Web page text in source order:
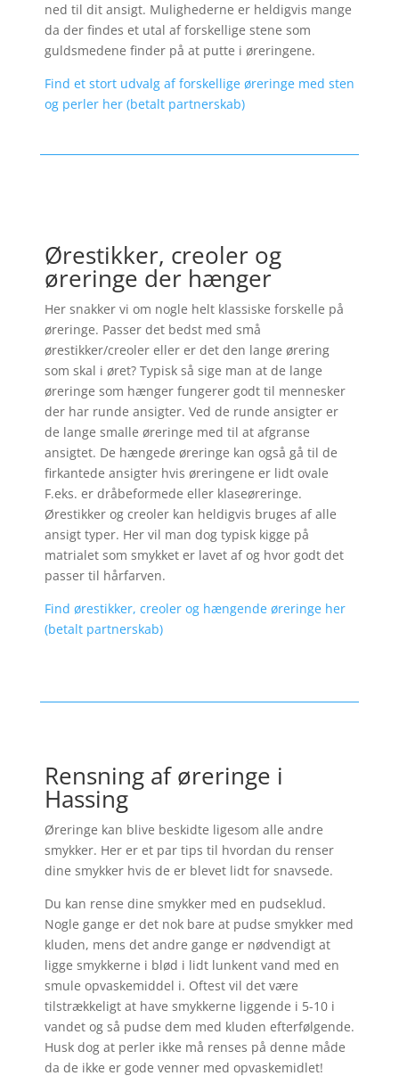
ned til dit ansigt. Mulighederne er heldigvis mange
da der findes et utal af forskellige stene som
guldsmedene finder på at putte i øreringene.
Find et stort udvalg af forskellige øreringe med sten
og perler her (betalt partnerskab)
Ørestikker, creoler og
øreringe der hænger
Her snakker vi om nogle helt klassiske forskelle på
øreringe. Passer det bedst med små
ørestikker/creoler eller er det den lange ørering
som skal i øret? Typisk så sige man at de lange
øreringe som hænger fungerer godt til mennesker
der har runde ansigter. Ved de runde ansigter er
de lange smalle øreringe med til at afgranse
ansigtet. De hængede øreringe kan også gå til de
firkantede ansigter hvis øreringene er lidt ovale
F.eks. er dråbeformede eller klaseøreringe.
Ørestikker og creoler kan heldigvis bruges af alle
ansigt typer. Her vil man dog typisk kigge på
matrialet som smykket er lavet af og hvor godt det
passer til hårfarven.
Find ørestikker, creoler og hængende øreringe her
(betalt partnerskab)
Rensning af øreringe i
Hassing
Øreringe kan blive beskidte ligesom alle andre
smykker. Her er et par tips til hvordan du renser
dine smykker hvis de er blevet lidt for snavsede.
Du kan rense dine smykker med en pudseklud.
Nogle gange er det nok bare at pudse smykker med
kluden, mens det andre gange er nødvendigt at
ligge smykkerne i blød i lidt lunkent vand med en
smule opvaskemiddel i. Oftest vil det være
tilstrækkeligt at have smykkerne liggende i 5-10 i
vandet og så pudse dem med kluden efterfølgende.
Husk dog at perler ikke må renses på denne måde
da de ikke er gode venner med opvaskemidlet!